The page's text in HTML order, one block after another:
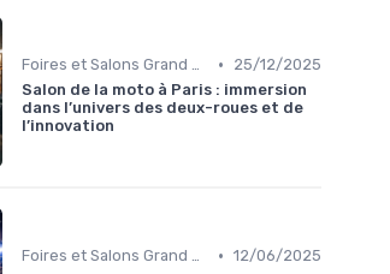
Foires et Salons Grand Public •
25/12/2025
Salon de la moto à Paris : immersion
dans l’univers des deux-roues et de
l’innovation
Foires et Salons Grand Public • 12/06/2025